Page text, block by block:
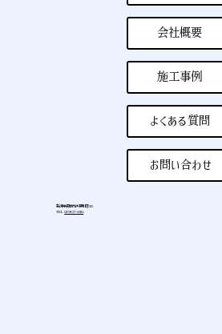
会社概要
施工事例
よくある質問
お問い合わせ
新潟県長岡市河根川町532
TEL0258-27-6926